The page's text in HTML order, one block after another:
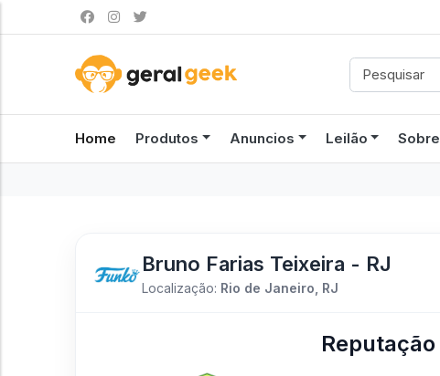
Home Produtos Anuncios Leilão Sobre
Bruno Farias Teixeira - RJ
Localização: Rio de Janeiro, RJ
Reputação